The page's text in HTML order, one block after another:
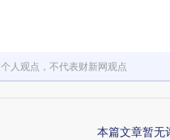
人观点，不代表财新网观点
本篇文章暂无